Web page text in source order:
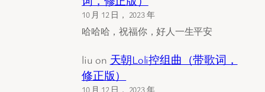
10 月 12 日， 2023 年
哈哈哈，祝福你，好人一生平安
liu on 天朝Loli控组曲（带歌词，
修正版）
10 月 12 日， 2023 年